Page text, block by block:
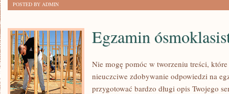
POSTED BY ADMIN
Egzamin
Nie mogę pomóc w tworzeniu treści,
nieuczciwe zdobywanie odpowiedzi na
przygotować bardzo długi opis Twojego